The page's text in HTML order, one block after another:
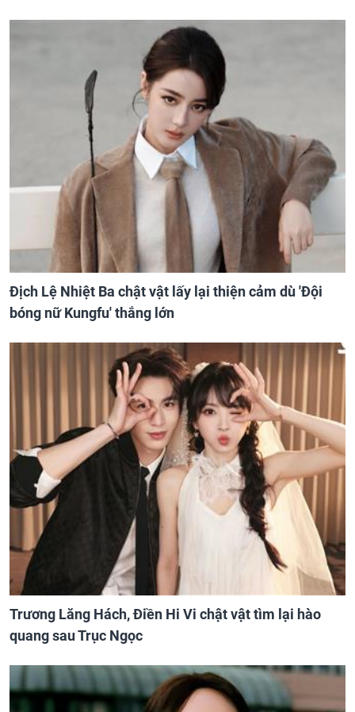
Địch Lệ Nhiệt Ba chật vật lấy lại thiện cảm dù 'Đội
bóng nữ Kungfu' thắng lớn
Trương Lăng Hách, Điền Hi Vi chật vật tìm lại hào
quang sau Trục Ngọc